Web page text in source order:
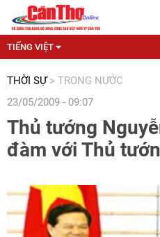
TIẾNG VIỆT
THỜI SỰ > TRONG NƯỚC
23/05/2009 - 09:07
Thủ tướng
đàm với Thủ